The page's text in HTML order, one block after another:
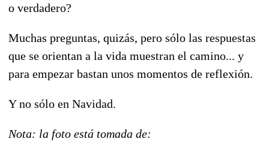
o verdadero?
Muchas preguntas, quizás, pero sólo las respuestas
que se orientan a la vida muestran el camino... y
para empezar bastan unos momentos de reflexión.
Y no sólo en Navidad.
Nota: la foto está tomada de: